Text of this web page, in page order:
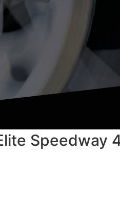
Speedway